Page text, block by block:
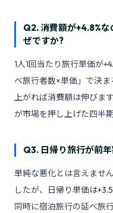
Q2. 消費額が+4.8%
ぜですか?
1人1回当たり旅行単価が
べ旅行者数×単価」で決
上がれば消費額は伸びま
が市場を押し上げた四半期
Q3. 日帰り旅行が前
単純な悪化とは言えませ
したが、日帰り単価は
同時に宿泊旅行の延べ旅